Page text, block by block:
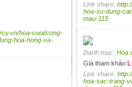
hoa-cuoi/cong-
Link share:
hoa-su-dung-
mau-115
hoa-cuoi/cong-
hoa-hong-va-
Danh mục: Hoa
Giá tham khảo
Link share:
hoa-sac-trang-